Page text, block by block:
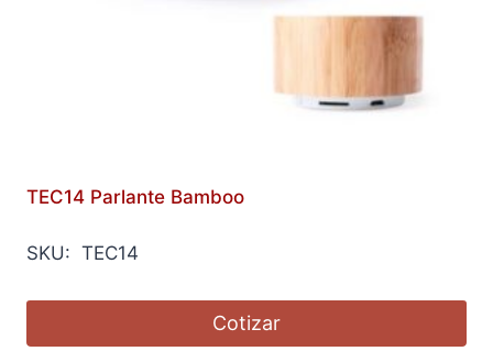
TEC14 Parlante Bamboo
SKU: TEC14
Cotizar